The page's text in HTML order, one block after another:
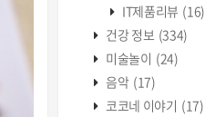
IT제품리뷰 (16)
건강 정보 (334)
미술놀이 (24)
음악 (17)
코코네 이야기 (17)